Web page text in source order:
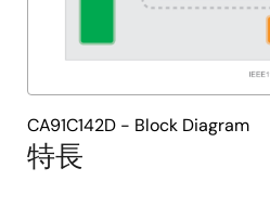
特長
CA91C142D - Block Diagram